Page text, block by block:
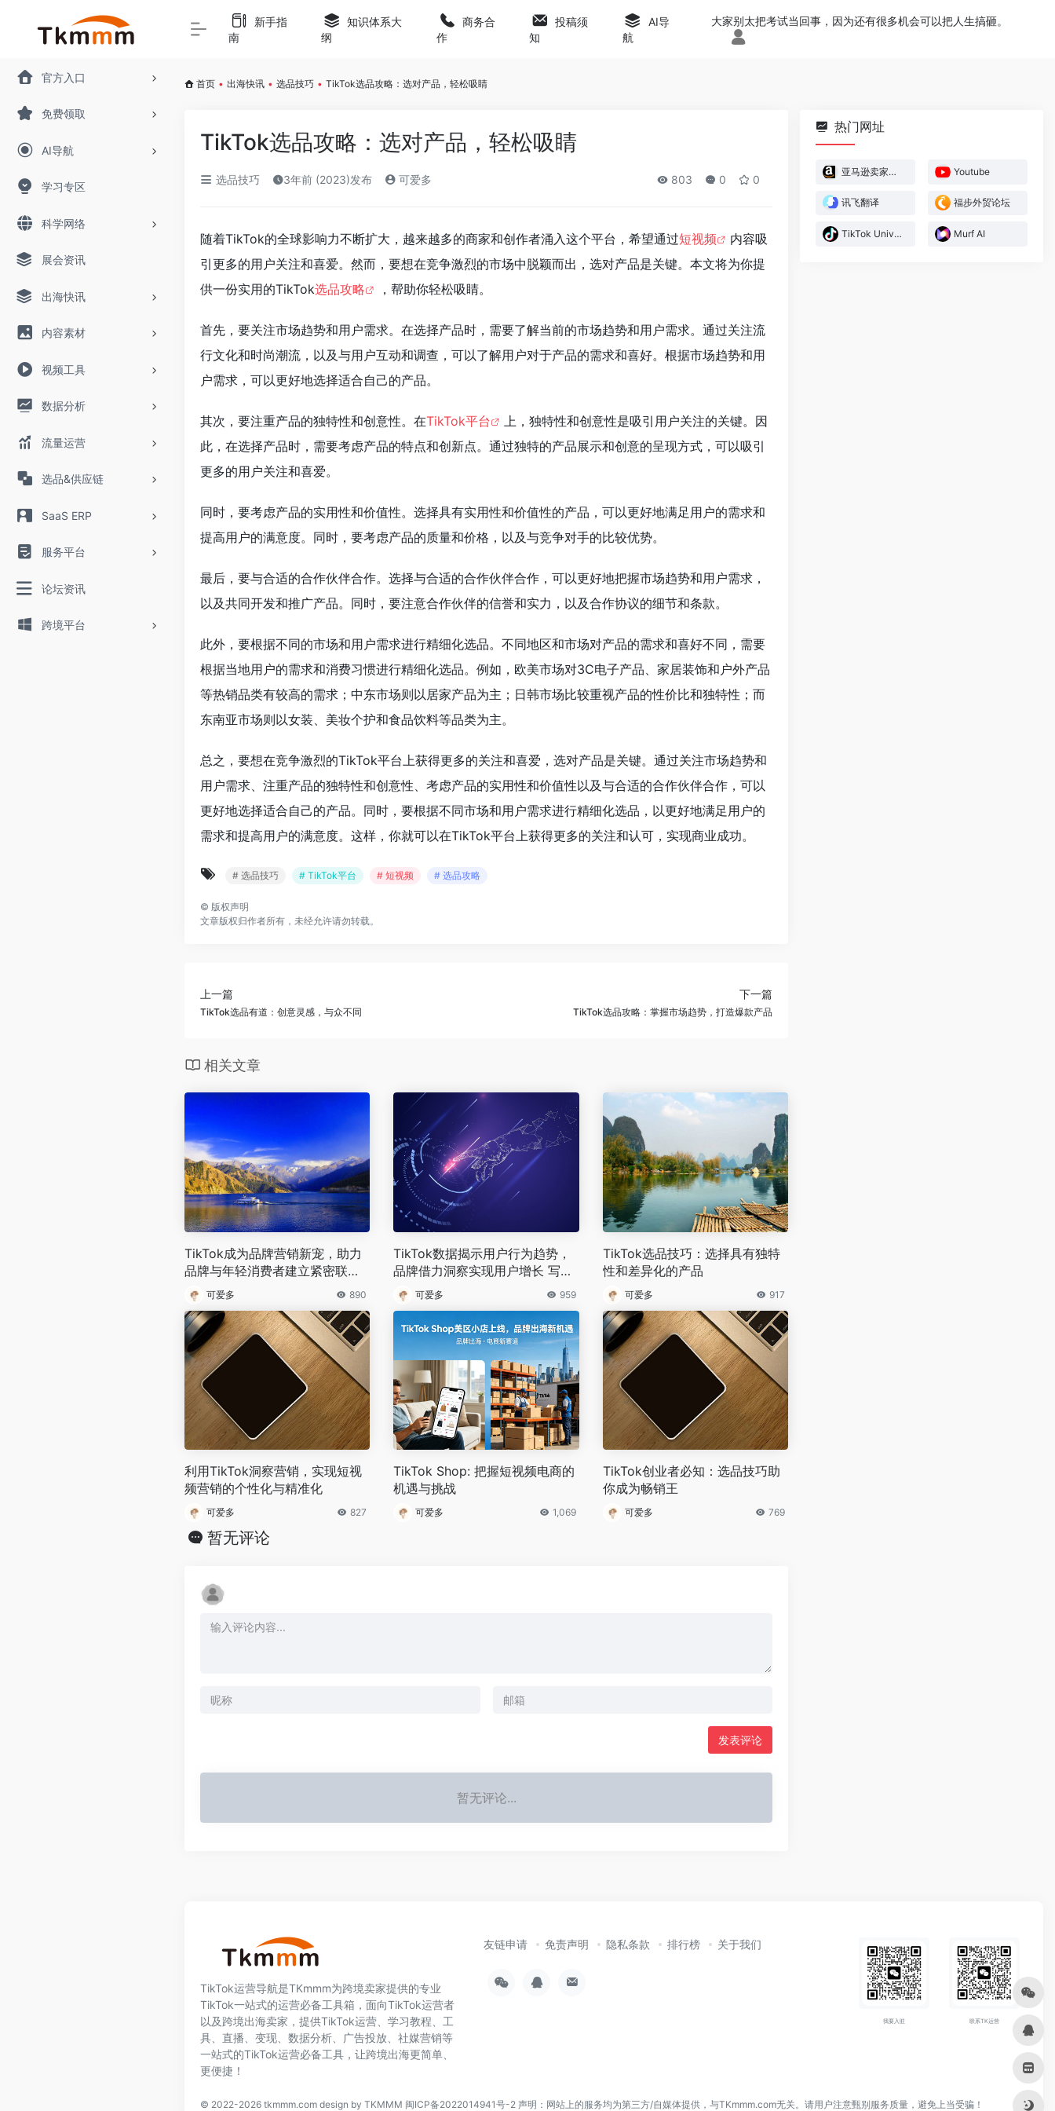
官方入口
免费领取
AI导航
学习专区
科学网络
展会资讯
出海快讯
内容素材
视频工具
数据分析
流量运营
选品&供应链
SaaS ERP
服务平台
论坛资讯
跨境平台
新手指
南
知识体系大
纲
商务合
作
投稿须
知
AI导
航
大家别太把考试当回事，因为还有很多机会可以把人生搞砸。
首页 • 出海快讯 • 选品技巧 • TikTok选品攻略：选对产品，轻松吸睛
TikTok选品攻略：选对产品，轻松吸睛
选品技巧 3年前 (2023)发布 可爱多 803 0 0
随着TikTok的全球影响力不断扩大，越来越多的商家和创作者涌入这个平台，希望通过短视频
内容吸
引更多的用户关注和喜爱。然而，要想在竞争激烈的市场中脱颖而出，选对产品是关键。本文将为你提
供一份实用的TikTok选品攻略 ，帮助你轻松吸睛。
首先，要关注市场趋势和用户需求。在选择产品时，需要了解当前的市场趋势和用户需求。通过关注流
行文化和时尚潮流，以及与用户互动和调查，可以了解用户对于产品的需求和喜好。根据市场趋势和用
户需求，可以更好地选择适合自己的产品。
其次，要注重产品的独特性和创意性。在TikTok平台
上，独特性和创意性是吸引用户关注的关键。因
此，在选择产品时，需要考虑产品的特点和创新点。通过独特的产品展示和创意的呈现方式，可以吸引
更多的用户关注和喜爱。
同时，要考虑产品的实用性和价值性。选择具有实用性和价值性的产品，可以更好地满足用户的需求和
提高用户的满意度。同时，要考虑产品的质量和价格，以及与竞争对手的比较优势。
最后，要与合适的合作伙伴合作。选择与合适的合作伙伴合作，可以更好地把握市场趋势和用户需求，
以及共同开发和推广产品。同时，要注意合作伙伴的信誉和实力，以及合作协议的细节和条款。
此外，要根据不同的市场和用户需求进行精细化选品。不同地区和市场对产品的需求和喜好不同，需要
根据当地用户的需求和消费习惯进行精细化选品。例如，欧美市场对3C电子产品、家居装饰和户外产品
等热销品类有较高的需求；中东市场则以居家产品为主；日韩市场比较重视产品的性价比和独特性；而
东南亚市场则以女装、美妆个护和食品饮料等品类为主。
总之，要想在竞争激烈的TikTok平台上获得更多的关注和喜爱，选对产品是关键。通过关注市场趋势和
用户需求、注重产品的独特性和创意性、考虑产品的实用性和价值性以及与合适的合作伙伴合作，可以
更好地选择适合自己的产品。同时，要根据不同市场和用户需求进行精细化选品，以更好地满足用户的
需求和提高用户的满意度。这样，你就可以在TikTok平台上获得更多的关注和认可，实现商业成功。
# 选品技巧 # TikTok平台 # 短视频 # 选品攻略
© 版权声明
文章版权归作者所有，未经允许请勿转载。
上一篇
TikTok选品有道：创意灵感，与众不同
下一篇
TikTok选品攻略：掌握市场趋势，打造爆款产品
相关文章
TikTok成为品牌营销新宠，助力
品牌与年轻消费者建立紧密联
系！可爱多 890
TikTok数据揭示用户行为趋势，
品牌借力洞察实现用户增长 写新
闻
可爱多 959
TikTok选品技巧：选择具有独特
性和差异化的产品
可爱多 917
利用TikTok洞察营销，实现短视
频营销的个性化与精准化
可爱多 827
TikTok Shop: 把握短视频电商的
机遇与挑战
可爱多 1,069
TikTok创业者必知：选品技巧助
你成为畅销王
可爱多 769
暂无评论
发表评论
暂无评论...
热门网址
亚马逊卖家官方论坛 Youtube
讯飞翻译 福步外贸论坛
TikTok University Murf AI
TikTok运营导航是TKmmm为跨境卖家提供的专业
TikTok一站式的运营必备工具箱，面向TikTok运营者
以及跨境出海卖家，提供TikTok运营、学习教程、工
具、直播、变现、数据分析、广告投放、社媒营销等
一站式的TikTok运营必备工具，让跨境出海更简单、
更便捷！
友链申请 免责声明 隐私条款 排行榜 关于我们
我要入驻 联系TK运营
© 2022-2026 tkmmm.com design by TKMMM 闽ICP备2022014941号-2 声明：网站上的服务均为第三方/自媒体提供，与TKmmm.com无关。请用户注意甄别服务质量，避免上当受骗！